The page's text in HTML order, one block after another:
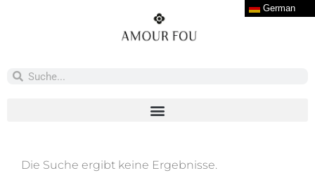
Die Suche ergibt keine Ergebnisse.
German